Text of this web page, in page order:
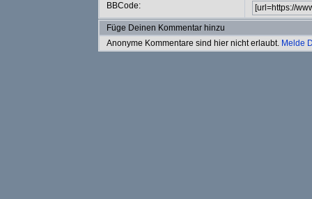
BBCode:
Füge Deinen Kommentar hinzu
Anonyme Kommentare sind hier nicht erlaubt. Melde